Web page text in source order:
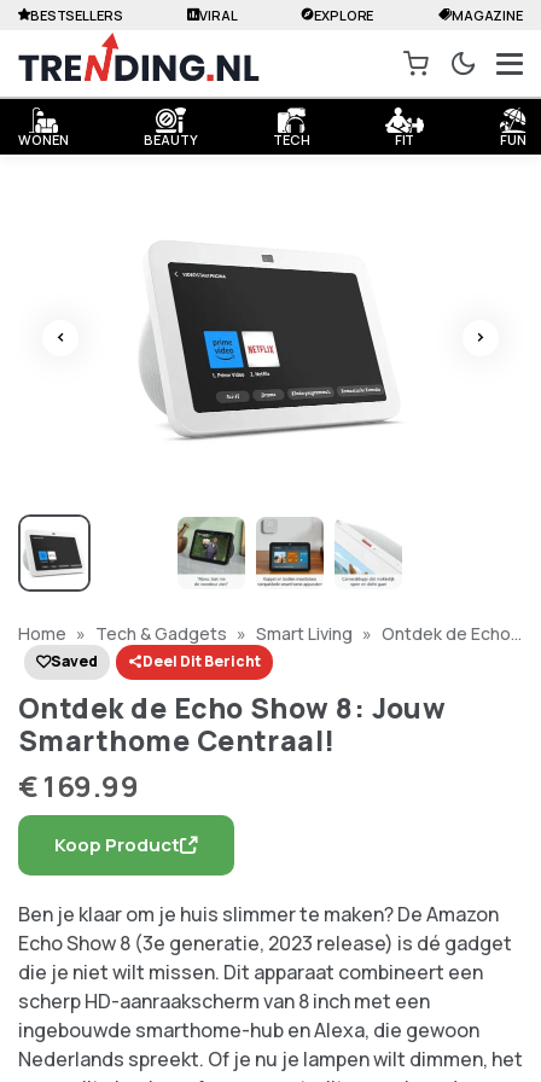
WONEN BEAUTY TECH FIT FUN
BESTSELLERS VIRAL EXPLORE MAGAZINE
Home » Tech & Gadgets » Smart Living » Ontdek de Echo
Show 8: Jouw Smarthome Centraal!
Saved Deel Dit Bericht
Ontdek de Echo Show 8: Jouw
Smarthome Centraal!
€169.99
Koop Product
Ben je klaar om je huis slimmer te maken? De Amazon
Echo Show 8 (3e generatie, 2023 release) is dé gadget
die je niet wilt missen. Dit apparaat combineert een
scherp HD-aanraakscherm van 8 inch met een
ingebouwde smarthome-hub en Alexa, die gewoon
Nederlands spreekt. Of je nu je lampen wilt dimmen, het